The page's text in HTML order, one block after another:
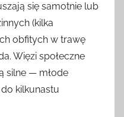
się samotnie lub
(kilka
obfitych w trawę
Więzi społeczne
silne — młode
kilkunastu